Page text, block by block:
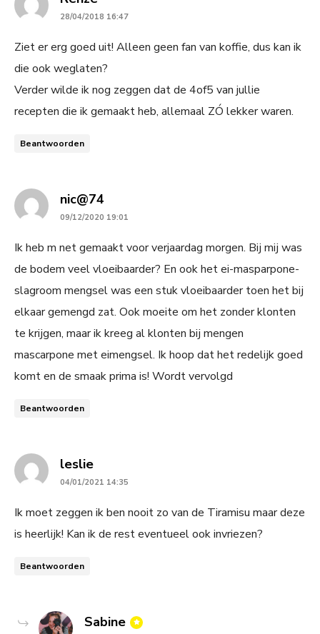
28/04/2018 16:47
Ziet er erg goed uit! Alleen geen fan van koffie, dus kan ik
die ook weglaten?
Verder wilde ik nog zeggen dat de 4of5 van jullie
recepten die ik gemaakt heb, allemaal ZÓ lekker waren.
Beantwoorden
nic@74
09/12/2020 19:01
Ik heb m net gemaakt voor verjaardag morgen. Bij mij was
de bodem veel vloeibaarder? En ook het ei-masparpone-
slagroom mengsel was een stuk vloeibaarder toen het bij
elkaar gemengd zat. Ook moeite om het zonder klonten
te krijgen, maar ik kreeg al klonten bij mengen
mascarpone met eimengsel. Ik hoop dat het redelijk goed
komt en de smaak prima is! Wordt vervolgd
Beantwoorden
lesliesays:
04/01/2021 14:35
Ik moet zeggen ik ben nooit zo van de Tiramisu maar deze
is heerlijk! Kan ik de rest eventueel ook invriezen?
Beantwoorden
Sabine says: